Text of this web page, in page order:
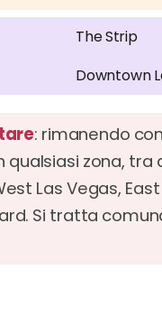
The Strip
Downtown
: rimanendo
qualsiasi zona,
Las Vegas,
Si tratta